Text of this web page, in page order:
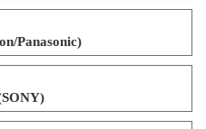
Panasonic)